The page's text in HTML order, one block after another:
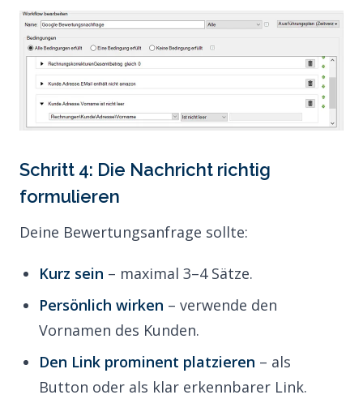
Schritt 4: Die Nachricht richtig
formulieren
Deine Bewertungsanfrage sollte:
Kurz sein – maximal 3–4 Sätze.
Persönlich wirken – verwende den
Vornamen des Kunden.
Den Link prominent platzieren – als
Button oder als klar erkennbarer Link.